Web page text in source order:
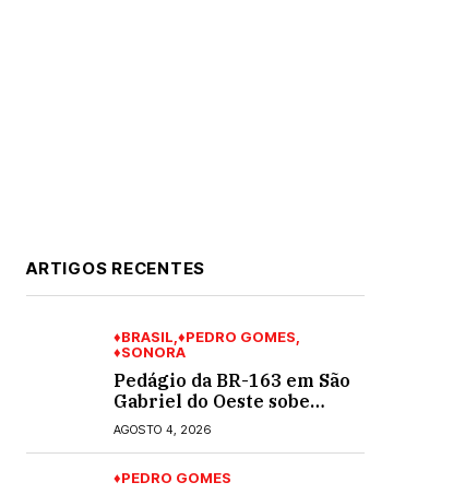
ARTIGOS RECENTES
♦BRASIL ♦PEDRO GOMES
♦SONORA
Pedágio da BR-163 em São
Gabriel do Oeste sobe
40,53% e passa a custar R$
10,70 a partir desta quarta-
AGOSTO 4, 2026
♦PEDRO GOMES